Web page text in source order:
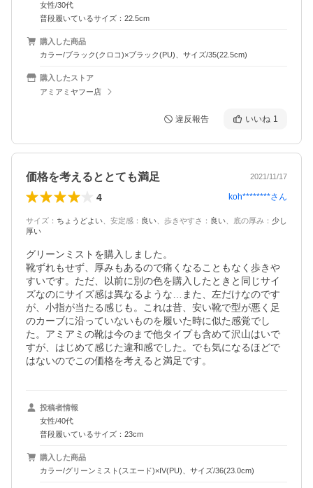
女性/30代
普段履いているサイズ：22.5cm
購入した商品
カラー/ブラック(クロコ)×ブラック(PU)、サイズ/35(22.5cm)
購入したストア
アミアミヤフー店
違反報告 いいね 1
価格を考えるととても満足 2021/11/17
4 koh********さん
サイズ ： ちょうどよい 安定感 ： 良い 歩きやすさ ： 良い 底の厚み ： 少し
厚い
グリーンミストを購入しました。
靴ずれもせず、厚みもあるので痛くなることもなく歩きや
すいです。ただ、以前に別の色を購入したときと同じサイ
ズなのにサイズ感は異なるような…また、左だけなのです
が、小指が当たる感じも。これは昔、安い靴で型が悪く足
のカーブに沿っていないものを履いた時に似た感覚でし
た。アミアミの靴は今のまで他タイプも含めて沢山はいで
すが、はじめて感じた違和感でした。でも気になるほどで
はないのでこの価格を考えると満足です。
投稿者情報
女性/40代
普段履いているサイズ：23cm
購入した商品
カラー/グリーンミスト(スエード)×IV(PU)、サイズ/36(23.0cm)